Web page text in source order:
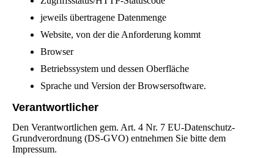
jeweils übertragene Datenmenge
Website, von der die Anforderung kommt
Browser
Betriebssystem und dessen Oberfläche
Sprache und Version der Browsersoftware.
Verantwortlicher
Den Verantwortlichen gem. Art. 4 Nr. 7 EU-Datenschutz-
Grundverordnung (DS-GVO) entnehmen Sie bitte dem
Impressum.